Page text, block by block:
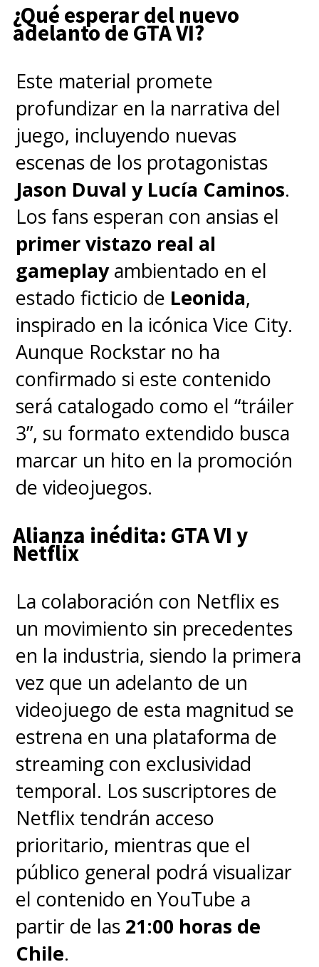
trata realmente de
revelaciones, en el sentido de
que realmente queríamos
empezar a dar al público
algunas respuestas".
Sí, las esperadas respuestas a
los misterios que envuelven a la
serie comenzarán a presentarse
en la cuarta temporada.
"Cuando hicimos la primera
temporada, Netflix no paraba
de decir: '¿Pueden
explicarnos toda esta
mitología?'. Así que
escribimos un documento
gigante de 20 páginas, que
hablaba de todo lo que estaba
pasando y de lo que era
exactamente El Otro Lado
(Upside Down). Y cada
temporada vamos quitando
las capas de esa cebolla, por
así decirlo. Pero en esta
temporada queríamos
adentrarnos realmente en
ella y (revelar) algunas de
esas respuestas", prometió
Ross.
"Pero para hacerlo bien -
añadió-, necesitábamos tiempo,
así que se hizo cada vez más
grande".
¿Qué esperar del nuevo
adelanto de GTA VI?
Este material promete
profundizar en la narrativa del
juego, incluyendo nuevas
escenas de los protagonistas
Jason Duval y Lucía Caminos.
Los fans esperan con ansias el
primer vistazo real al
gameplayambientado en el
estado ficticio de Leonida,
inspirado en la icónica Vice City.
Aunque Rockstar no ha
confirmado si este contenido
será catalogado como el “tráiler
3”, su formato extendido busca
marcar un hito en la promoción
de videojuegos.
Alianza inédita: GTA VI y
Netflix
La colaboración con Netflix es
un movimiento sin precedentes
en la industria, siendo la primera
vez que un adelanto de un
videojuego de esta magnitud se
estrena en una plataforma de
streaming con exclusividad
temporal. Los suscriptores de
Netflix tendrán acceso
prioritario, mientras que el
público general podrá visualizar
el contenido en YouTube a
partir de las 21:00 horas de
Chile.